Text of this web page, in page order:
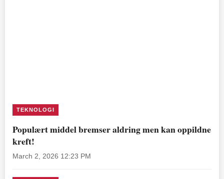
TEKNOLOGI
Populært middel bremser aldring men kan oppildne
kreft!
March 2, 2026 12:23 PM